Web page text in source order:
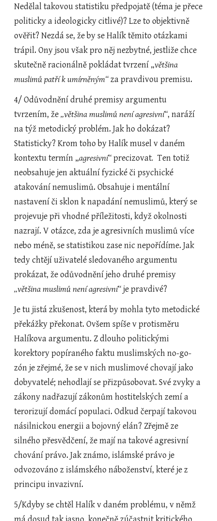
Nedělal takovou statistiku předpojatě (téma je přece
politicky a ideologicky citlivé)? Lze to objektivně
ověřit? Nezdá se, že by se Halík těmito otázkami
trápil. Ony jsou však pro něj nezbytné, jestliže chce
skutečně racionálně pokládat tvrzení „většina
muslimů patří k umírněným“ za pravdivou premisu.
4/ Odůvodnění druhé premisy argumentu
tvrzením, že „většina muslimů není agresivní“, naráží
na týž metodický problém. Jak ho dokázat?
Statisticky? Krom toho by Halík musel v daném
kontextu termín „agresivní“ precizovat. Ten totiž
neobsahuje jen aktuální fyzické či psychické
atakování nemuslimů. Obsahuje i mentální
nastavení či sklon k napadání nemuslimů, který se
projevuje při vhodné příležitosti, když okolnosti
nazrají. V otázce, zda je agresivních muslimů více
nebo méně, se statistikou zase nic nepořídíme. Jak
tedy chtějí uživatelé sledovaného argumentu
„většina muslimů není agresivní“ je pravdivé?
Je tu jistá zkušenost, která by mohla tyto metodické
překážky překonat. Ovšem spíše v protisměru
Halíkova argumentu. Z dlouho politickými
korektory popíraného faktu muslimských no-go-
zón je zřejmé, že se v nich muslimové chovají jako
dobyvatelé; nehodlají se přizpůsobovat. Své zvyky a
zákony nadřazují zákonům hostitelských zemí a
terorizují domácí populaci. Odkud čerpají takovou
násilnickou energii a bojovný elán? Zřejmě ze
silného přesvědčení, že mají na takové agresivní
chování právo. Jak známo, islámské právo je
odvozováno z islámského náboženství, které je z
principu invazivní.
5/Kdyby se chtěl Halík v daném problému, v němž